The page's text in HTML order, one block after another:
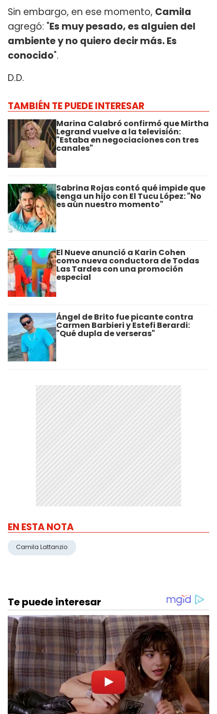
Sin embargo, en ese momento, Camila
agregó: "Es muy pesado, es alguien del
ambiente y no quiero decir más. Es
conocido".
D.D.
TAMBIÉN TE PUEDE INTERESAR
Marina Calabró confirmó que Mirtha
Legrand vuelve a la televisión:
"Estaba en negociaciones con tres
canales"
Sabrina Rojas contó qué impide que
tenga un hijo con El Tucu López: "No
es aún nuestro momento"
El Nueve anunció a Karin Cohen
como nueva conductora de Todas
Las Tardes con una promoción
especial
Ángel de Brito fue picante contra
Carmen Barbieri y Estefi Berardi:
"Qué dupla de verseras"
EN ESTA NOTA
Camila Lattanzio